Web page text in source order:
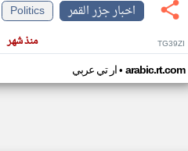
اخبار جزر القمر
Politics
منذ شهر TG39ZI
ار تي عربي• arabic.rt.com